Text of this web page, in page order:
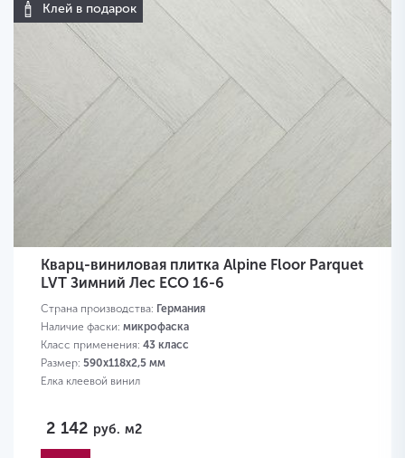
Клей в подарок
Кварц-виниловая плитка Alpine Floor Parquet
LVT Зимний Лес ЕСО 16-6
Страна производства: Германия
Наличие фаски: микрофаска
Класс применения: 43 класс
Размер: 590х118х2,5 мм
Елка клеевой винил
2 142 руб. м2